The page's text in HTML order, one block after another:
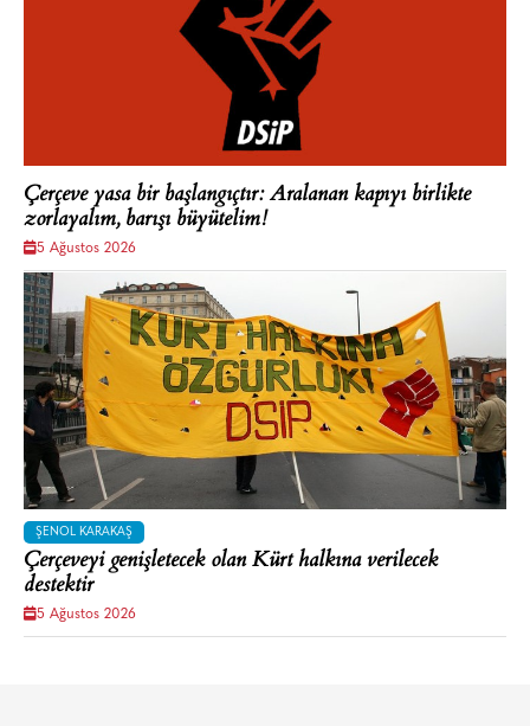
Çerçeve yasa bir başlangıçtır: Aralanan kapıyı birlikte
zorlayalım, barışı büyütelim!
5 Ağustos 2026
ŞENOL KARAKAŞ
Çerçeveyi genişletecek olan Kürt halkına verilecek
destektir
5 Ağustos 2026